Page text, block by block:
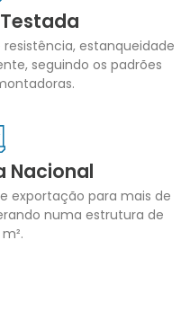
estanqueidade
seguindo os padrões
Nacional
exportação para mais de
numa estrutura de